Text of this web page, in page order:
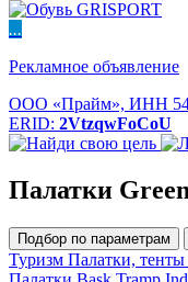
...
Рекламное объявление
ООО «Прайм», ИНН
ERID: 2VtzqwFoCoU
Палатки
Подбор по параметрам
Туризм Палатки,